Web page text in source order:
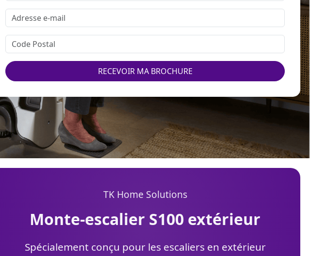
RECEVOIR MA BROCHURE
TK Home Solutions
monte-escalier S100 extérieur
Spécialement conçu pour les escaliers en extérieur